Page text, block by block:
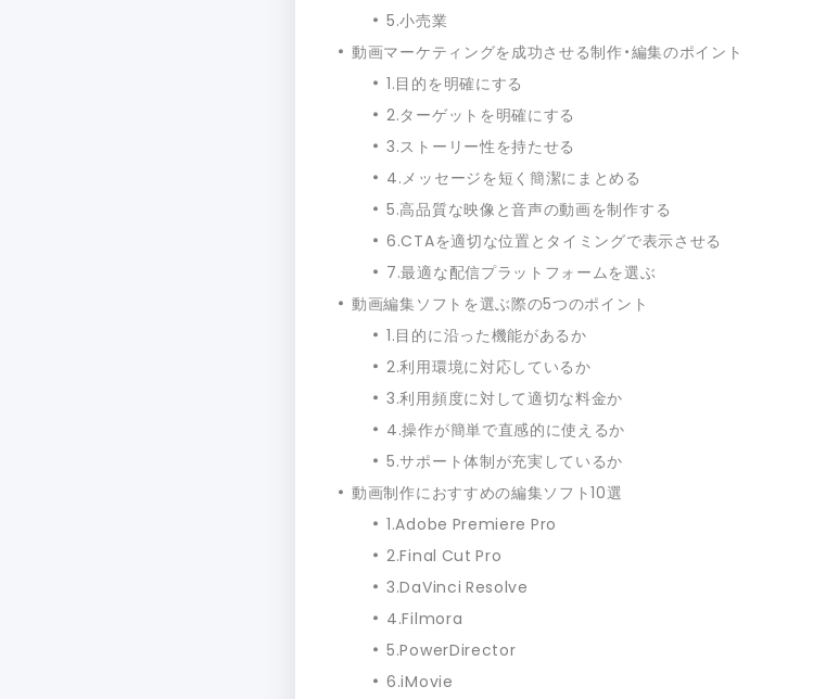
5.小売業
動画マーケティングを成功させる制作・編集のポイント
1.目的を明確にする
2.ターゲットを明確にする
3.ストーリー性を持たせる
4.メッセージを短く簡潔にまとめる
5.高品質な映像と音声の動画を制作する
6.CTAを適切な位置とタイミングで表示させる
7.最適な配信プラットフォームを選ぶ
動画編集ソフトを選ぶ際の5つのポイント
1.目的に沿った機能があるか
2.利用環境に対応しているか
3.利用頻度に対して適切な料金か
4.操作が簡単で直感的に使えるか
5.サポート体制が充実しているか
動画制作におすすめの編集ソフト10選
1.Adobe Premiere Pro
2.Final Cut Pro
3.DaVinci Resolve
4.Filmora
5.PowerDirector
6.iMovie